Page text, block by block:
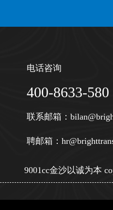
电话咨询
400-8633-580
联系邮箱：
聘邮箱：
9001cc金沙以诚为本